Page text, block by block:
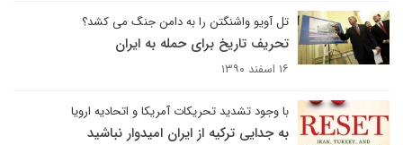
تل آویو واشنگتن را به دامن جنگ می کشد؟
تحریف تاریخ برای حمله به ایران
۱۶ اسفند ۱۳۹۰
با وجود تشدید تحریکات آمریکا و اتحادیه ارویا
به جدایی ترکیه از ایران امیدوار نباشید